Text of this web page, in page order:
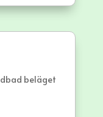
beläget